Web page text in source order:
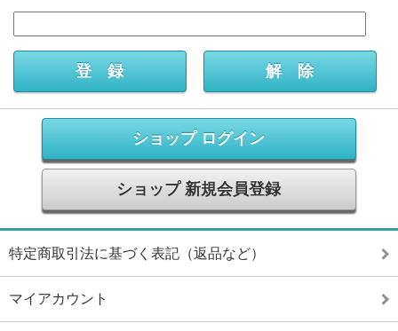
ショップ ログイン
ショップ 新規会員登録
特定商取引法に基づく表記（返品など）
マイアカウント